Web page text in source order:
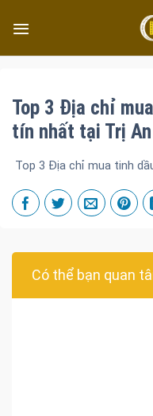
Top 3 Địa chỉ
tín nhất tại Trị An
Top 3 Địa chỉ mua tinh
Có thể bạn quan